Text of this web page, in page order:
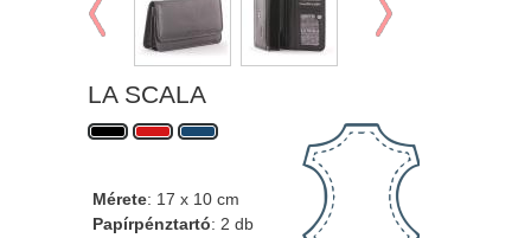
LA SCALA
Mérete: 17 x 10 cm
Papírpénztartó: 2 db